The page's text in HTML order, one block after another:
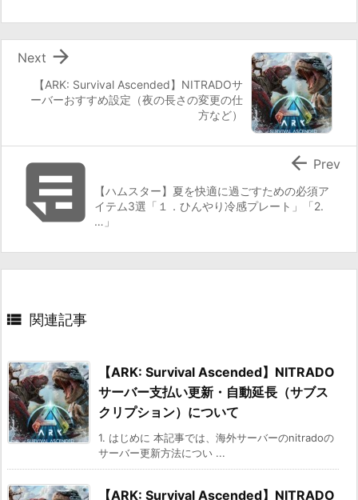
【ARK: Survival Ascended】NITRADOサ
ーバーおすすめ設定（夜の長さの変更の仕
方など）

Next
 【ハムスター】夏を快適に過ごすための必須ア
イテム3選「１．ひんやり冷感プレート」「2.
…」
 Prev
 関連記事
【ARK: Survival Ascended】NITRADO
サーバー支払い更新・自動延長（サブス
クリプション）について
1. はじめに 本記事では、海外サーバーのnitradoの
サーバー更新方法につい ...
【ARK: Survival Ascended】NITRADO